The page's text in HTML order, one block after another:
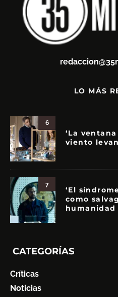
LO MÁS
6
‘La
viento
7
‘El
como
humanidad
CATEGORÍAS
Críticas
Noticias